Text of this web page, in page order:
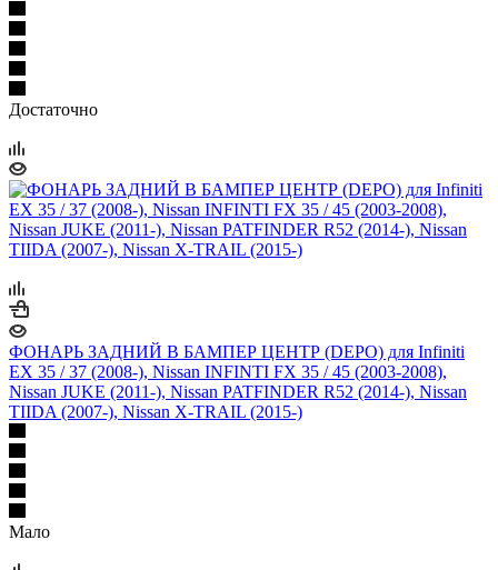
Достаточно
ФОНАРЬ ЗАДНИЙ В БАМПЕР ЦЕНТР (DEPO) для Infiniti
EX 35 / 37 (2008-), Nissan INFINTI FX 35 / 45 (2003-2008),
Nissan JUKE (2011-), Nissan PATFINDER R52 (2014-), Nissan
TIIDA (2007-), Nissan X-TRAIL (2015-)
Мало